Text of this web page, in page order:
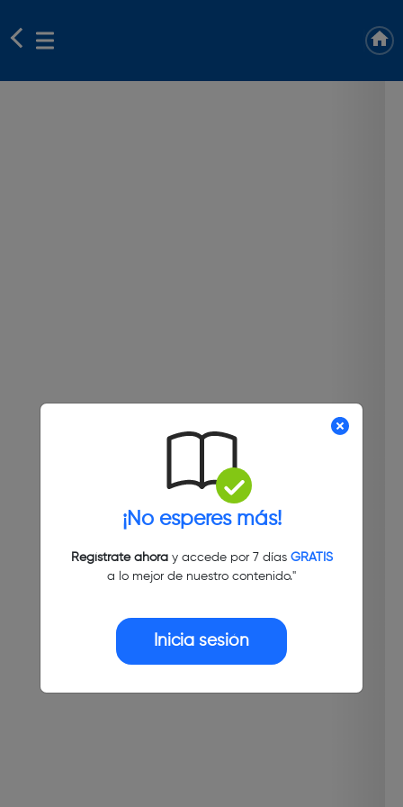
¡No esperes más!
Regístrate ahoray accede por 7 días GRATIS
a lo mejor de nuestro contenido."
Inicia sesión